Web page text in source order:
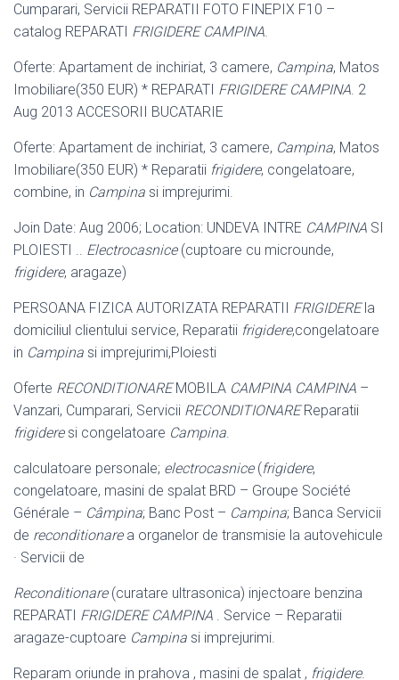
Cumparari, Servicii REPARATII FOTO FINEPIX F10 –
catalog REPARATI FRIGIDERE CAMPINA.
Oferte: Apartament de inchiriat, 3 camere, Campina, Matos
Imobiliare(350 EUR) * REPARATI FRIGIDERE CAMPINA. 2
Aug 2013 ACCESORII BUCATARIE
Oferte: Apartament de inchiriat, 3 camere, Campina, Matos
Imobiliare(350 EUR) * Reparatii frigidere, congelatoare,
combine, in Campina si imprejurimi.
Join Date: Aug 2006; Location: UNDEVA INTRE CAMPINA SI
PLOIESTI .. Electrocasnice(cuptoare cu microunde,
frigidere, aragaze)
PERSOANA FIZICA AUTORIZATA REPARATII FRIGIDEREla
domiciliul clientului service, Reparatii frigidere,congelatoare
in Campina si imprejurimi,Ploiesti
Oferte RECONDITIONAREMOBILA CAMPINA CAMPINA –
Vanzari, Cumparari, Servicii RECONDITIONAREReparatii
frigideresi congelatoare Campina.
calculatoare personale; electrocasnice(frigidere,
congelatoare, masini de spalat BRD – Groupe Société
Générale – Câmpina; Banc Post – Campina; Banca Servicii
de reconditionarea organelor de transmisie la autovehicule
· Servicii de
Reconditionare(curatare ultrasonica) injectoare benzina
REPARATI FRIGIDERE CAMPINA . Service – Reparatii
aragaze-cuptoare Campina si imprejurimi.
Reparam oriunde in prahova , masini de spalat , frigidere.